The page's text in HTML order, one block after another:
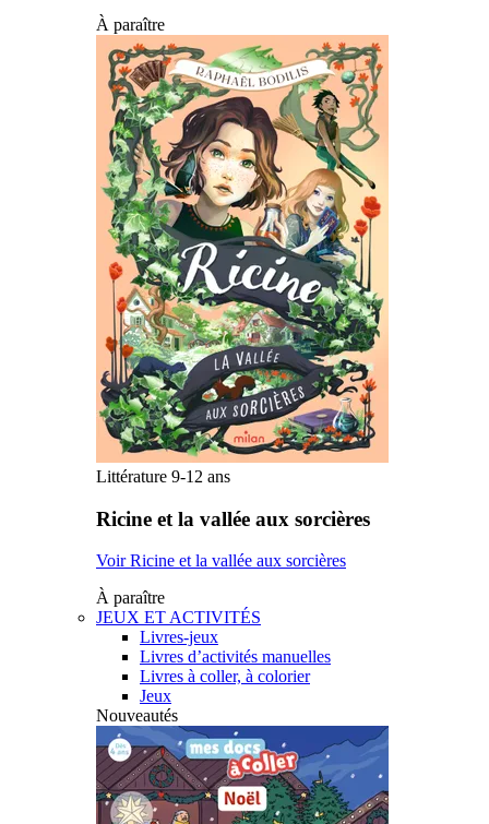
À paraître
Littérature 9-12 ans
Ricine et la vallée aux sorcières
Voir Ricine et la vallée aux sorcières
À paraître
JEUX ET ACTIVITÉS
Livres-jeux
Livres d’activités manuelles
Livres à coller, à colorier
Jeux
Nouveautés